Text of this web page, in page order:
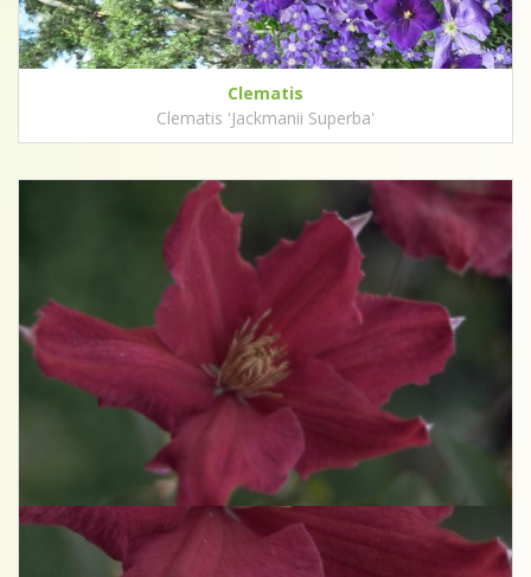
Clematis
Clematis 'Jackmanii Superba'